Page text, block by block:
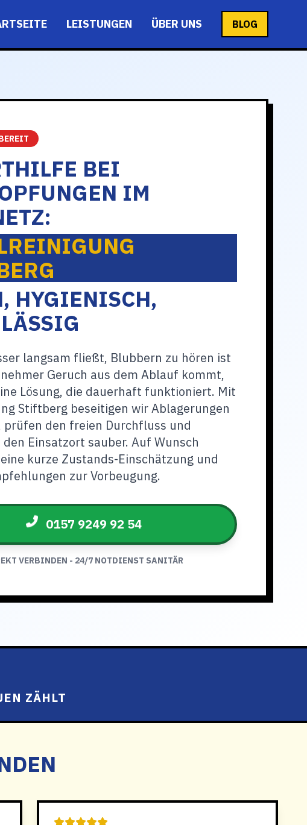
LEISTUNGEN ÜBER UNS BLOG
BEI
IM
HYGIENISCH,
langsam fließt, Blubbern zu hören ist
Geruch aus dem Ablauf kommt,
Lösung, die dauerhaft funktioniert. Mit
Stiftberg beseitigen wir Ablagerungen
prüfen den freien Durchfluss und
Einsatzort sauber. Auf Wunsch
kurze Zustands-Einschätzung und
zur Vorbeugung.
0157 9249 92 54
VERBINDEN - 24/7 NOTDIENST SANITÄR
ZÄHLT